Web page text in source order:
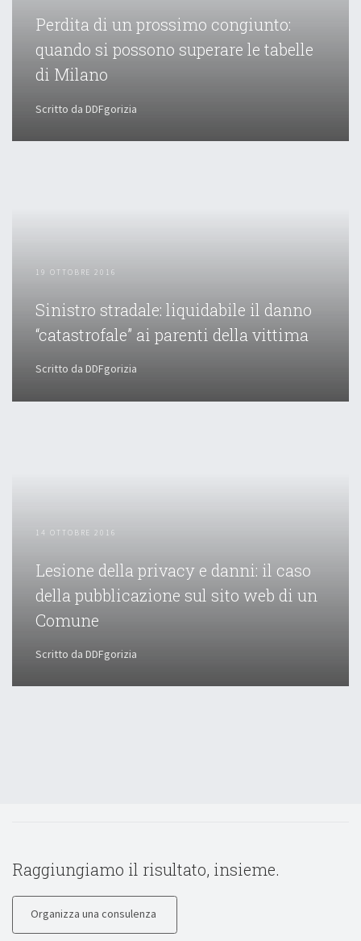
Perdita di un prossimo congiunto:
quando si possono superare le tabelle
di Milano
Scritto da DDFgorizia
19 OTTOBRE 2016
Sinistro stradale: liquidabile il danno
“catastrofale” ai parenti della vittima
Scritto da DDFgorizia
14 OTTOBRE 2016
Lesione della privacy e danni: il caso
della pubblicazione sul sito web di un
Comune
Scritto da DDFgorizia
Raggiungiamo il risultato, insieme.
Organizza una consulenza